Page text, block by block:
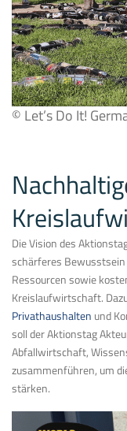
© Let’s Do It!
Die Vision des
schärferes
Ressourcen sowie
Kreislaufwirtschaft.
Privathaushalten und
soll der Aktionstag
Abfallwirtschaft,
zusammenführen, um
stärken.